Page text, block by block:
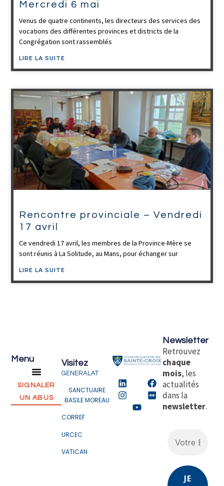
Mercredi 6 mai
Venus de quatre continents, les directeurs des services des
vocations des différentes provinces et districts de la
Congrégation sont rassemblés
LIRE LA SUITE
Rencontre provinciale – Vendredi
17 avril
Ce vendredi 17 avril, les membres de la Province-Mère se
sont réunis à La Solitude, au Mans, pour échanger sur
LIRE LA SUITE
Visitez
GENERALAT
SANCTUAIRE
BASILE MOREAU
CORREF
URCEC
VATICAN
Menu
SIGNALER
UN ABUS
Newsletter
Retrouvez
chaque
mois, les
actualités
dans la
newsletter.